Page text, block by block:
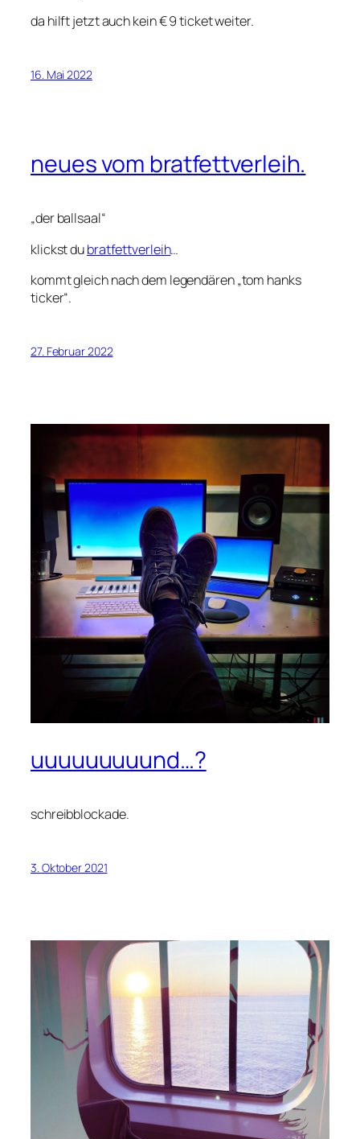
da hilft jetzt auch kein € 9 ticket weiter.
16. Mai 2022
neues vom bratfettverleih.
„der ballsaal“
klickst dubratfettverleih…
kommt gleich nach dem legendären „tom hanks
ticker“.
27. Februar 2022
uuuuuuuuund…?
schreibblockade.
3. Oktober 2021